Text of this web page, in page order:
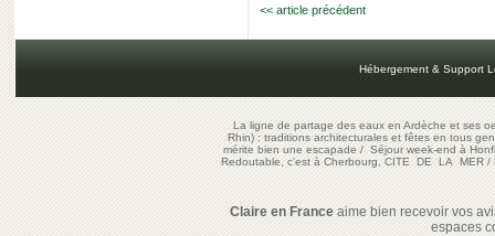
<< article précédent
Hébergement & Support
La ligne de partage des eaux en Ardèche et ses
Rhin) : traditions architecturales et fêtes en tous
mérite bien une escapade/Séjour week-end à
Redoutable, c'est à Cherbourg, CITE DE LA MER/
Claire en Franceaime bien recevoir vos
espaces